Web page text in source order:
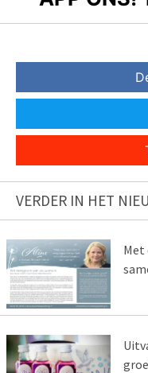
VERDER IN HET
Met